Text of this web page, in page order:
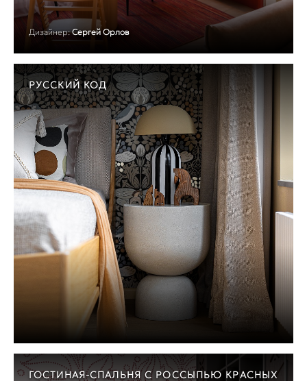
Дизайнер: Сергей Орлов
РУССКИЙ КОД
ГОСТИНАЯ-СПАЛЬНЯ С РОССЫПЬЮ КРАСНЫХ